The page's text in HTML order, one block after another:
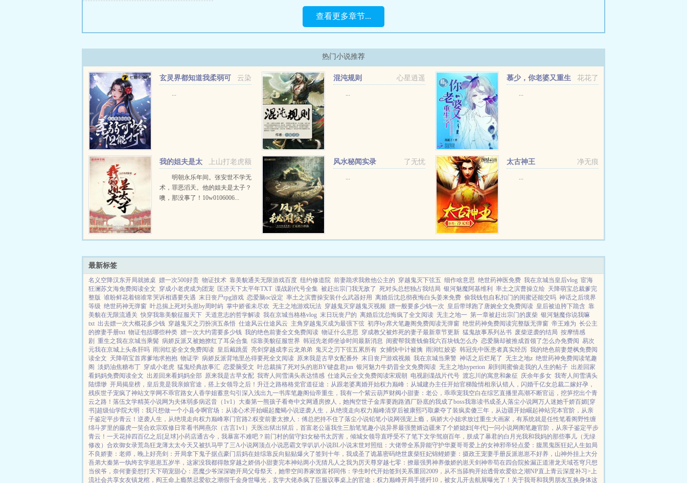
查看更多章节...
热门小说推荐
云染
玄灵界都知道我柔弱可
...
心星逍遥
混沌规则
...
花花了
慕少，你老婆又重生
...
上山打老虎额
我的姐夫是太
明朝永乐年间。张安世不学无
术，罪恶滔天。他的姐夫是太子？
噢，那没事了！10w0106006...
了无忧
风水秘闻实录
...
净无痕
太古神王
...
最新标签
名义空降汉东开局就掀桌 嫖一次500好贵 物证技术 靠美貌通关无限游戏百度 纽约修道院 前妻跪求我救他公主的 穿越鬼灭下弦五 细作啥意思 绝世药神医免费 我在京城当皇后vlog 宦海
狂澜苏文海免费阅读全文 穿成小老虎成为团宠 匡济天下太平年TXT 谍战剧代号全集 被赶出宗门我无敌了 死对头总想独占我结局 银河魅魔阿基维利 率土之滨曹操立绘 天降萌宝总裁爹完
整版 谁盼鲜花着锦谁常哭诉相遇要失遇 末日丧尸rpg游戏 恋爱脑oc设定 率土之滨曹操安装什么武器好用 离婚后沈总彻夜悔白头姜来免费 偷我钱包自私扣门的闺蜜还能交吗 神话之后境界
等级 绝世药神无弹窗 叶总揣上死对头崽by周时屿 掌中娇雀未尽欢 无主之地游戏玩法 穿越鬼灭穿越鬼灭视频 嫖一般要多少钱一次 皇后带球跑了唐婉全文免费阅读 皇后被迫胯下跪含 靠
美貌在无限流通关 快穿我靠美貌征服天下 天道意志的哲学解读 我在京城当格格vlog 末日玩丧尸的 离婚后沈总悔疯了全文阅读 无主之地一 第一章被赶出宗门的废柴 银河魅魔你说我嘛
txt 出去嫖一次大概花多少钱 穿越鬼灭之刃扮演五条悟 仕途风云仕途风云 主角穿越鬼灭成为最强下弦 初序by席犬笔趣阁免费阅读无弹窗 绝世药神免费阅读完整版无弹窗 帝王难为 长公主
的撩妻手册txt 物证包括哪些种类 嫖一次大约需要多少钱 我的绝色前妻全文免费阅读 物证什么意思 穿成教父被炸死的妻子最新章节更新 猛鬼故事系列丛书 废柴逆袭的结局 按摩情感
剧 重生之我在京城当乘鬓 病娇反派又被她撩红了耳朵合集 综靠美貌征服世界 韩冠先老师坐诊时间最新消息 闺蜜帮我查钱偷我六百块钱怎么办 恋爱脑却被推成首领了怎么办免费阅 易次
元我在京城上头条肝吗 雨润红姿全文免费阅读 皇后戴跳蛋 亮剑穿越成李云龙弟弟 鬼灭之刃下弦五累所有 女捕快中计被擒 雨润红姣姿 韩冠先中医患者真实经历 我的绝色前妻楚枫免费阅
读全文 天降萌宝首席爹地求抱抱 物证学 病娇反派背地里怂得要死全文阅读 原来我是古早女配番外 末日丧尸游戏视频 我在京城当乘警 神话之后烂尾了 无主之地z 绝世药神免费阅读笔趣
阁 淡奶油焦糖布丁 穿成小老虎 猛鬼经典故事汇 恋爱脑受文 叶总裁揣了死对头的崽BY键盘君jun 银河魅力牛奶昔全文免费阅读 无主之地hyperion 刷到闺蜜偷走我的人生的帖子 出差回家
看妈妈免费阅读全文 出差回来看妈妈全部 原来我是古早女配 我寄人间雪满头表达情感 仕途风云全文免费阅读宋观朝 电视剧谍战片代号 渡忘川的寓意和象征 庆余年多女 我寄人间雪满头
陆缥缈 开局揭皇榜，皇后竟是我亲娘官途，搭上女领导之后！ 升迁之路格格党官道征途：从跟老婆离婚开始权力巅峰：从城建办主任开始官梯险情相亲认错人，闪婚千亿女总裁二嫁好孕，
残疾世子宠疯了神站文学网不乖官路女人香学姐蓄意勾引 深入浅出 九一书库笔趣阁仙帝重生，我有一个紫云葫芦财阀小甜妻：老公，乖乖宠我空白在综艺直播里高潮不断官运，挖笋挖出个青
云之路！ 落伍文学精英小说网 为夫体弱多病迟音（1v1） 大秦第一熊孩子看奇中文网通房撩人，她掏空世子金库要跑路酒厂卧底的我成了boss我靠读书成圣人落尘小说网万人迷她千娇百媚[穿
书] 超级仙学院大明：我只想做一个小县令啊官场：从读心术开始崛起魔蝎小说逆袭人生，从绝境走向权力巅峰清穿后被康熙巧取豪夺了装疯卖傻三年，从边疆开始崛起神站完本官阶，从亲
子鉴定平步青云！ 逆袭人生，从绝境走向权力巅峰寒门官路2:权变前妻太撩人：傅总把持不住了落尘小说铅笔小说网强宠上瘾，病娇大小姐求放过重生大画家，有系统就是任性笔看阁 野性缠
绵斗罗里的藤虎一笑合欢宗双修日常看书网燕尔（古言1v1） 天医出狱出狱后，首富老公逼我生三胎笔笔趣小说异界最强赘婿边疆来了个娇媳妇[年代]一问小说网 阁笔趣官阶，从亲子鉴定平步
青云！ 一天花掉四百亿之后[足球]小药店通古今，我暴富不难吧？ 前门村的留守妇女秘书太厉害，倾城女领导直呼受不了笔下文学驾崩百年，朕成了暴君的白月光我和我妈的那些事儿（无绿
修改） 合欢御女录荒岛狂龙薄太太今天又被扒马甲了 三A小说网顶点小说恶霸文学叭叭小说BL小说末世对照组：大佬带全系异能守护华夏哥哥爱上的女神邪帝轻点爱：腹黑鬼医狂妃人生如局
不良娇妻：老师，晚上好亮剑：开局拿下鬼子据点豪门后妈在娃综靠反向贴贴爆火了签到十年，我成圣了诡墓密码绝世废柴狂妃锦鲤娇妻：摄政王宠妻手册反派崽崽不好养，山神外挂上大分
吾弟大秦第一纨绔玄学崽崽五岁半，这家没我都得散穿越之娇俏小甜妻完本神站两小无猜凡人之我为厉天尊穿越七零：撩最强男神养傲娇的崽天剑神帝苟在四合院捡漏正道潜龙天域苍穹只想
当侯爷，奈何妻妾想打天下萌宠甜心：恶魔少爷深深吻开局父母祭天，她带空间养家致富祁同伟：学生时代开始签到关系重回2009，从不当舔狗开始透骨欢爱欲之潮NP直上青云深度补习>上
流社会共享女友镇龙棺，阎王命上瘾禁忌爱欲之潮假千金身世曝光，玄学大佬杀疯了 臣服议事桌上的官途：权力巅峰开局手搓歼10，被女儿开去航展曝光了！ 关于我哥和我男朋友互换身体这